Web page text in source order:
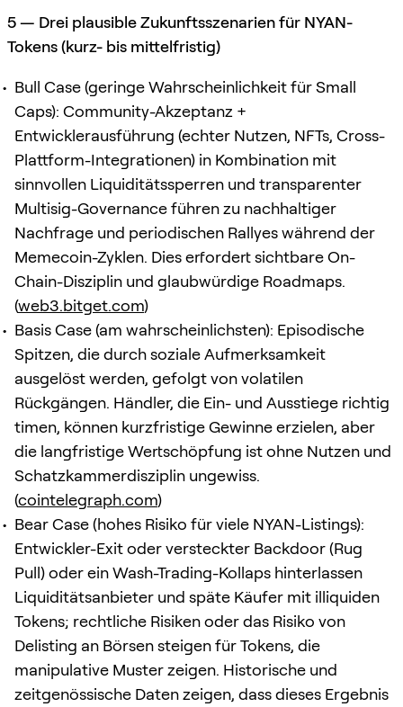
5 — Drei plausible Zukunftsszenarien für NYAN-
Tokens (kurz- bis mittelfristig)
Bull Case (geringe Wahrscheinlichkeit für Small
Caps): Community-Akzeptanz +
Entwicklerausführung (echter Nutzen, NFTs, Cross-
Plattform-Integrationen) in Kombination mit
sinnvollen Liquiditätssperren und transparenter
Multisig-Governance führen zu nachhaltiger
Nachfrage und periodischen Rallyes während der
Memecoin-Zyklen. Dies erfordert sichtbare On-
Chain-Disziplin und glaubwürdige Roadmaps.
(web3.bitget.com)
Basis Case (am wahrscheinlichsten): Episodische
Spitzen, die durch soziale Aufmerksamkeit
ausgelöst werden, gefolgt von volatilen
Rückgängen. Händler, die Ein- und Ausstiege richtig
timen, können kurzfristige Gewinne erzielen, aber
die langfristige Wertschöpfung ist ohne Nutzen und
Schatzkammerdisziplin ungewiss.
(cointelegraph.com)
Bear Case (hohes Risiko für viele NYAN-Listings):
Entwickler-Exit oder versteckter Backdoor (Rug
Pull) oder ein Wash-Trading-Kollaps hinterlassen
Liquiditätsanbieter und späte Käufer mit illiquiden
Tokens; rechtliche Risiken oder das Risiko von
Delisting an Börsen steigen für Tokens, die
manipulative Muster zeigen. Historische und
zeitgenössische Daten zeigen, dass dieses Ergebnis